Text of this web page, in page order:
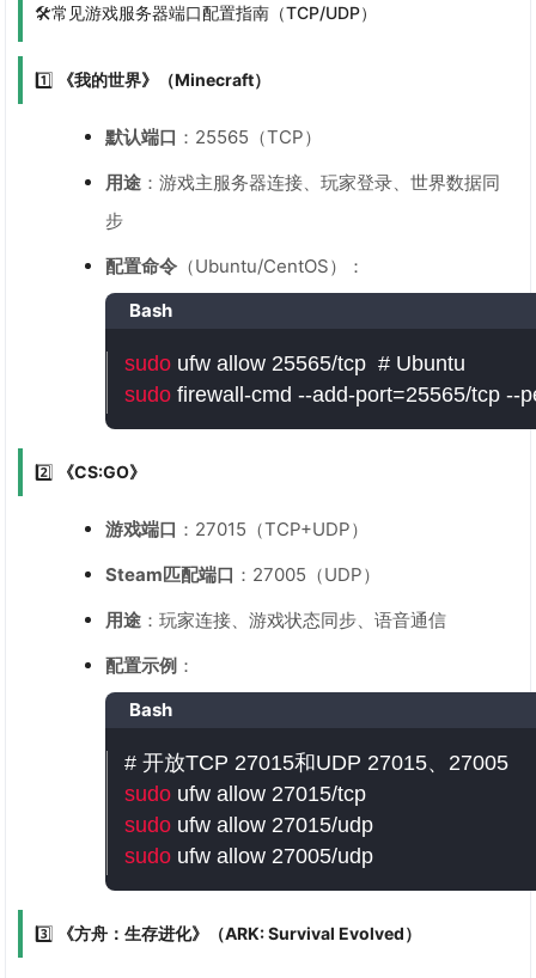
🛠️常见游戏服务器端口配置指南（TCP/UDP）
1️⃣ 《我的世界》（Minecraft）
默认端口 ：25565（TCP）
用途：游戏主服务器连接、玩家登录、世界数据同
步
配置命令（Ubuntu/CentOS）：
Bash
sudo ufw allow 25565/tcp # Ubuntu
sudo firewall-cmd --add-port=25565/tcp --
2️⃣ 《CS:GO》
游戏端口 ：27015（TCP+UDP）
Steam匹配端口 ：27005（UDP）
用途：玩家连接、游戏状态同步、语音通信
配置示例：
Bash
# 开放TCP 27015和UDP 27015、27005
sudo
sudo
sudo ufw allow 27005/udp
3️⃣ 《方舟：生存进化》（ARK: Survival Evolved）